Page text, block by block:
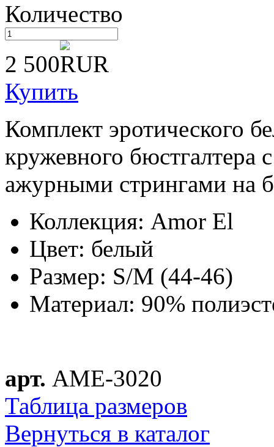
Количество
2 500
Купить
Комплект эротического
кружевного бюстгалтера
ажурными стрингами на
Коллекция: Amor El
Цвет: белый
Размер: S/M (44-46)
Материал: 90%
арт. AME-3020
Таблица размеров
Вернуться в каталог